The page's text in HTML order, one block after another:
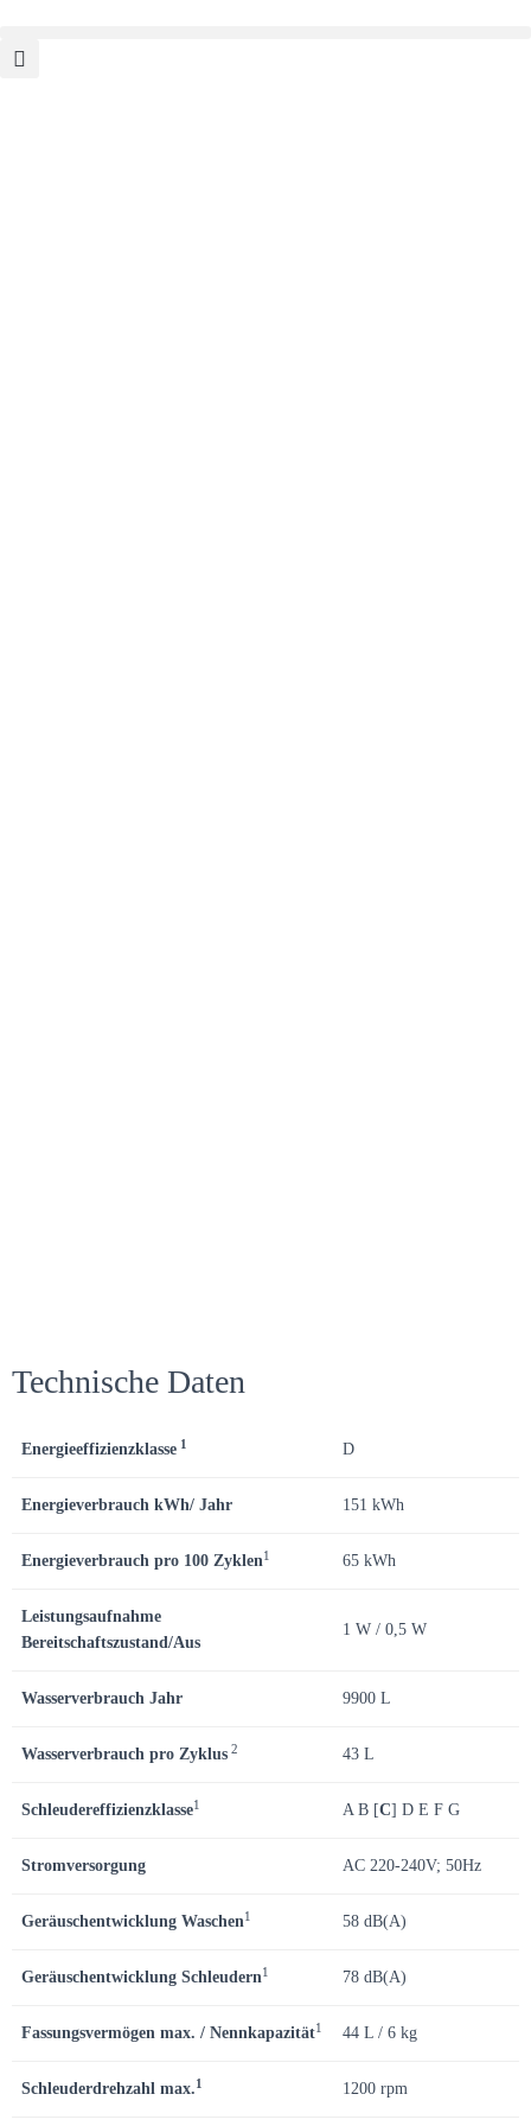
Technische Daten
Energieeffizienzklasse 1 D
Energieverbrauch kWh/ Jahr 151 kWh
Energieverbrauch pro 100 Zyklen1 65 kWh
Leistungsaufnahme
Bereitschaftszustand/Aus
1 W / 0,5 W
Wasserverbrauch Jahr 9900 L
Wasserverbrauch pro Zyklus 2 43 L
Schleudereffizienzklasse1 A B [C] D E F G
Stromversorgung AC 220-240V; 50Hz
Geräuschentwicklung Waschen1 58 dB(A)
Geräuschentwicklung Schleudern1 78 dB(A)
Fassungsvermögen max. / Nennkapazität1 44 L / 6 kg
Schleuderdrehzahl max.1 1200 rpm